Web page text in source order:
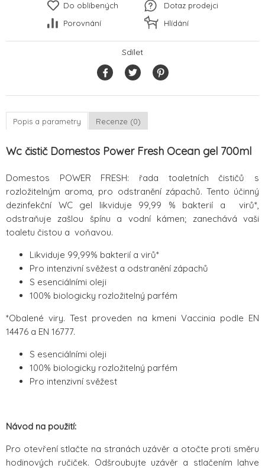
Do oblíbených
Porovnání
Dotaz prodejci
Hlídání
Sdílet
Popis a parametry Recenze (0)
Wc čistič Domestos Power Fresh Ocean gel 700ml
Domestos POWER FRESH: řada toaletních čističů s
rozložitelným aroma, pro odstranění zápachů. Tento účinný
dezinfekční WC gel likviduje 99,99 % bakterií a virů*,
odstraňuje zašlou špínu a vodní kámen; zanechává vaši
toaletu čistou a voňavou.
Likviduje 99,99% bakterií a virů*
Pro intenzivní svěžest a odstranění zápachů
S esenciálními oleji
100% biologicky rozložitelný parfém
*Obalené viry. Test proveden na kmeni Vaccinia podle EN
14476 a EN 16777.
S esenciálními oleji
100% biologicky rozložitelný parfém
Pro intenzivní svěžest
Návod na použití:
Pro otevření stlačte na stranách uzávěr a otočte proti směru
hodinových ručiček. Odšroubujte uzávěr a stlačením lahve